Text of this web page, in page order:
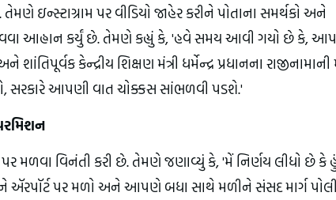
ઇન્સ્ટાગ્રામ પર વીડિયો જાહેર કરીને પોતાના સમર્થકો અને
આહ્વાન કર્યું છે. તેમણે કહ્યું કે, 'હવે સમય આવી ગયો છે કે,
કેન્દ્રીય શિક્ષણ મંત્રી ધર્મેન્દ્ર પ્રધાનના રાજીનામાની
સરકારે આપણી વાત ચોક્કસ સાંભળવી પડશે.'
પર મળવા વિનંતી કરી છે. તેમણે જણાવ્યું કે, 'મેં નિર્ણય લીધો છે કે
ઍરપૉર્ટ પર મળો અને આપણે બધા સાથે મળીને સંસદ માર્ગ